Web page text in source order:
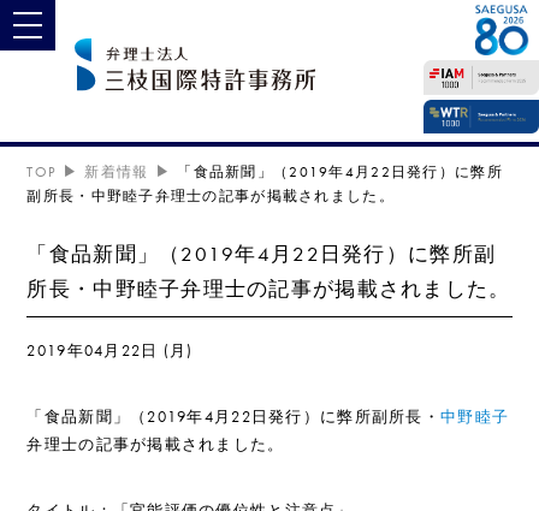
toggle navigation
TOP 新着情報
「食品新聞」（2019年4月22日発行）に弊所
副所長・中野睦子弁理士の記事が掲載されました。
「食品新聞」（2019年4月22日発行）に弊所副
所長・中野睦子弁理士の記事が掲載されました。
2019年04月22日 (月)
「食品新聞」（2019年4月22日発行）に弊所副所長・ 中野睦子
弁理士の記事が掲載されました。